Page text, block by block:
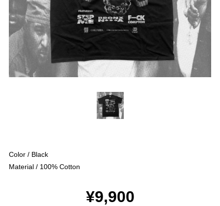
Color / Black
Material / 100% Cotton
¥9,900